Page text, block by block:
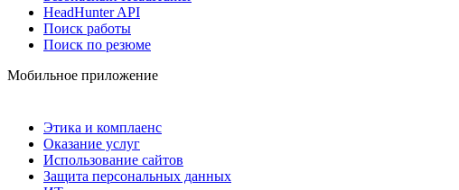
HeadHunter API
Поиск работы
Поиск по резюме
Мобильное приложение
Этика и комплаенс
Оказание услуг
Использование сайтов
Защита персональных данных